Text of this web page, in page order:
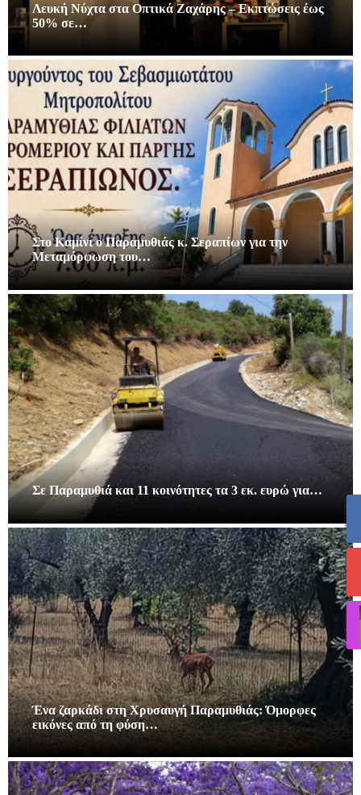
Λευκή Νύχτα στα Οπτικά Ζαχάρης – Εκπτώσεις έως
50% σε…
Στο Καμίνι ο Παραμυθιάς κ. Σεραπίων για την
Μεταμόρφωση του…
Σε Παραμυθιά και 11 κοινότητες τα 3 εκ. ευρώ για…
Ένα ζαρκάδι στη Χρυσαυγή Παραμυθιάς: Όμορφες
εικόνες από τη φύση…